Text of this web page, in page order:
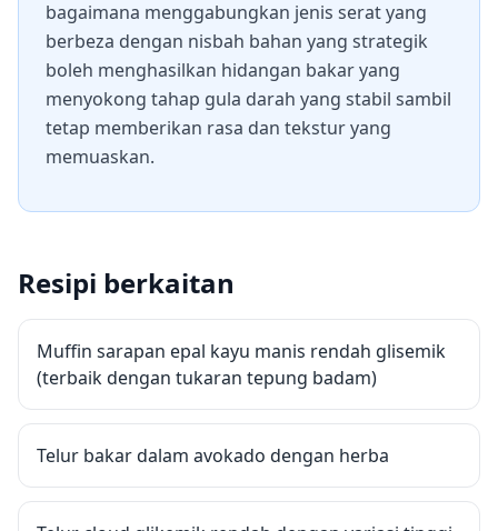
bagaimana menggabungkan jenis serat yang
berbeza dengan nisbah bahan yang strategik
boleh menghasilkan hidangan bakar yang
menyokong tahap gula darah yang stabil sambil
tetap memberikan rasa dan tekstur yang
memuaskan.
Resipi berkaitan
Muffin sarapan epal kayu manis rendah glisemik
(terbaik dengan tukaran tepung badam)
Telur bakar dalam avokado dengan herba